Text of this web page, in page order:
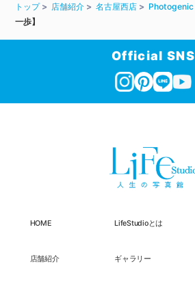
トップ 店舗紹介 名古屋西店 Photogenic
一歩】
Official SNS
HOME LifeStudioとは
店舗紹介 ギャラリー